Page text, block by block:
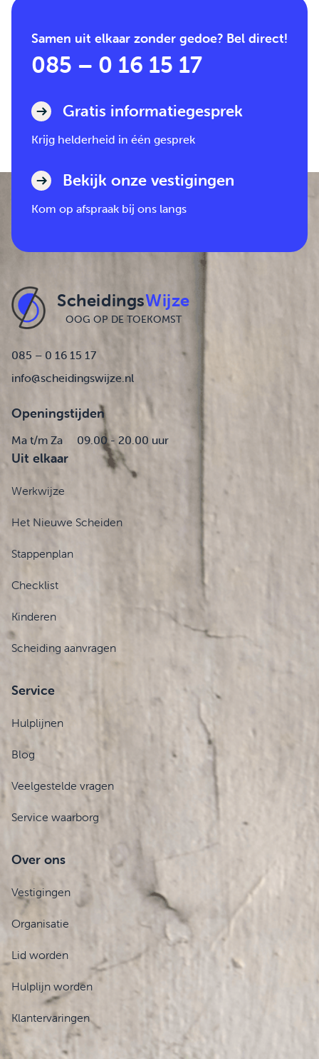
Samen uit elkaar zonder gedoe? Bel direct!
085 – 0 16 15 17
Gratis informatiegesprek
Krijg helderheid in één gesprek
Bekijk onze vestigingen
Kom op afspraak bij ons langs
ScheidingsWijze
OOG OP DE TOEKOMST
085 – 0 16 15 17
info@scheidingswijze.nl
Openingstijden
Ma t/m Za 09.00 - 20.00 uur
Uit elkaar
Werkwijze
Het Nieuwe Scheiden
Stappenplan
Checklist
Kinderen
Scheiding aanvragen
Service
Hulplijnen
Blog
Veelgestelde vragen
Service waarborg
Over ons
Vestigingen
Organisatie
Lid worden
Hulplijn worden
Klantervaringen